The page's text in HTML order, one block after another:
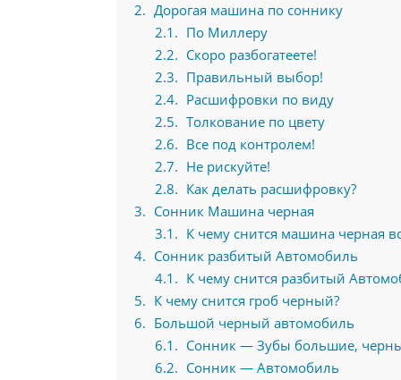
2
Дорогая машина по соннику
2.1
По Миллеру
2.2
Скоро разбогатеете!
2.3
Правильный выбор!
2.4
Расшифровки по виду
2.5
Толкование по цвету
2.6
Все под контролем!
2.7
Не рискуйте!
2.8
Как делать расшифровку?
3
Сонник Машина черная
3.1
К чему снится машина черная
4
Сонник разбитый Автомобиль
4.1
К чему снится разбитый
5
К чему снится гроб черный?
6
Большой черный автомобиль
6.1
Сонник — Зубы большие,
6.2
Сонник — Автомобиль